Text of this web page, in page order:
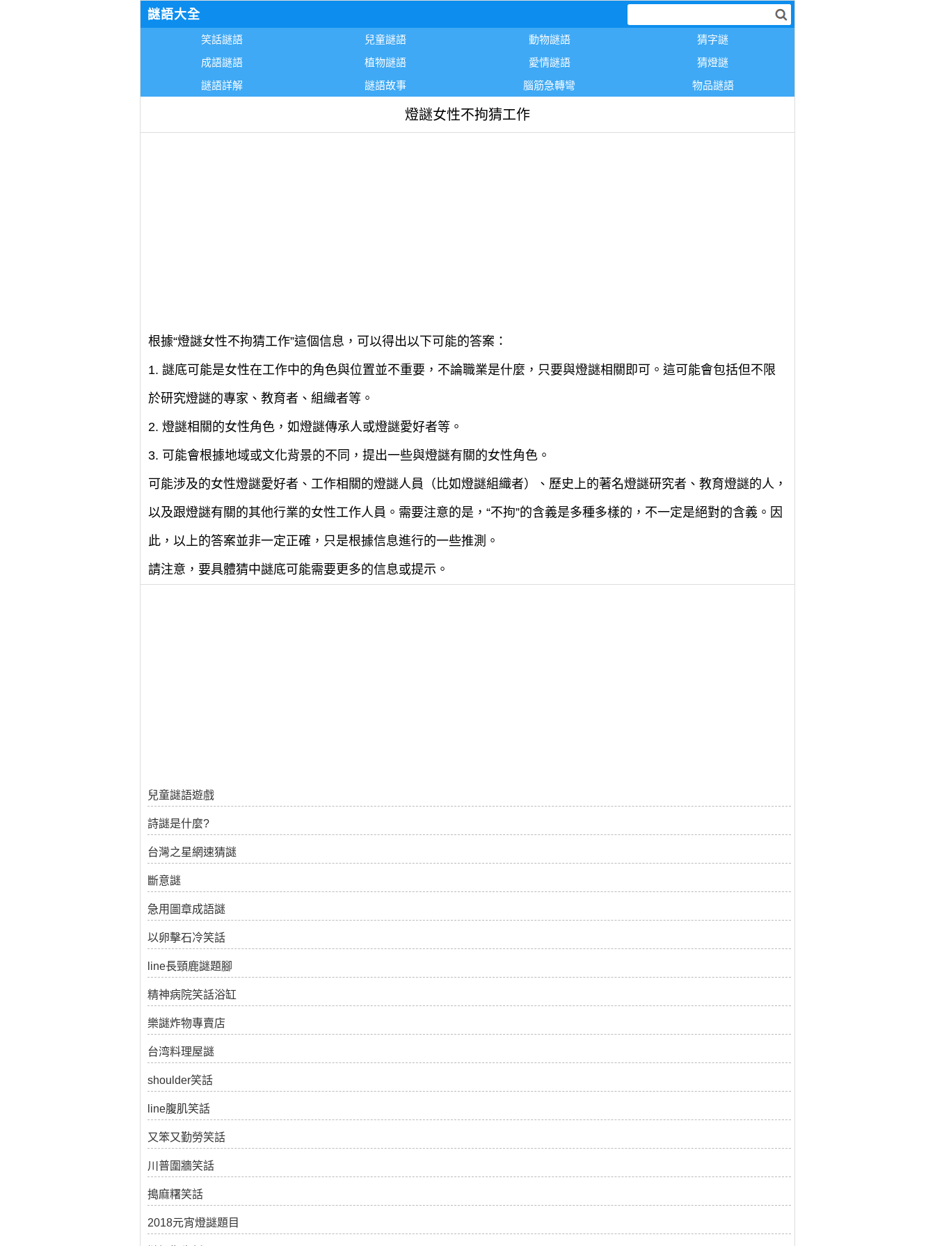
謎語大全
笑話謎語 兒童謎語 動物謎語
猜字謎
成語謎語
植物謎語 愛情謎語
猜燈謎
謎語詳解
謎語故事 腦筋急轉彎 物品謎語
燈謎女性不拘猜工作
根據“燈謎女性不拘猜工作”這個信息，可以得出以下可能的答案：
1. 謎底可能是女性在工作中的角色與位置並不重要，不論職業是什麼，只要與燈謎相關即可。這可能會包括但不限
於研究燈謎的專家、教育者、組織者等。
2. 燈謎相關的女性角色，如燈謎傳承人或燈謎愛好者等。
3. 可能會根據地域或文化背景的不同，提出一些與燈謎有關的女性角色。
可能涉及的女性燈謎愛好者、工作相關的燈謎人員（比如燈謎組織者）、歷史上的著名燈謎研究者、教育燈謎的人，
以及跟燈謎有關的其他行業的女性工作人員。需要注意的是，“不拘”的含義是多種多樣的，不一定是絕對的含義。因
此，以上的答案並非一定正確，只是根據信息進行的一些推測。
請注意，要具體猜中謎底可能需要更多的信息或提示。
兒童謎語遊戲
詩謎是什麼?
台灣之星網速猜謎
斷意謎
急用圖章成語謎
以卵擊石冷笑話
line長頸鹿謎題腳
精神病院笑話浴缸
樂謎炸物專賣店
台湾料理屋謎
shoulder笑話
line腹肌笑話
又笨又勤勞笑話
川普圍牆笑話
搗麻糬笑話
2018元宵燈謎題目